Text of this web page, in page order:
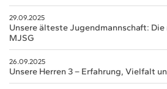
29.09.2025
Unsere älteste Jugendmannschaft:
MJSG
26.09.2025
Unsere Herren 3 – Erfahrung, Vielfalt